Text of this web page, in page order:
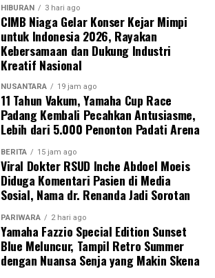
HIBURAN 3 hari ago
CIMB Niaga Gelar Konser Kejar Mimpi
untuk Indonesia 2026, Rayakan
Kebersamaan dan Dukung Industri
Kreatif Nasional
NUSANTARA 19 jam ago
11 Tahun Vakum, Yamaha Cup Race
Padang Kembali Pecahkan Antusiasme,
Lebih dari 5.000 Penonton Padati Arena
BERITA 15 jam ago
Viral Dokter RSUD Inche Abdoel Moeis
Diduga Komentari Pasien di Media
Sosial, Nama dr. Renanda Jadi Sorotan
PARIWARA 2 hari ago
Yamaha Fazzio Special Edition Sunset
Blue Meluncur, Tampil Retro Summer
dengan Nuansa Senja yang Makin Skena